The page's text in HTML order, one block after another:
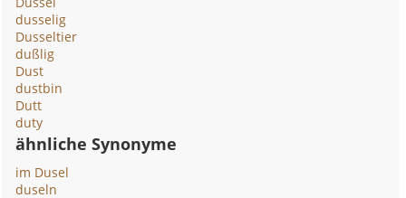
dusselig
Dusseltier
dußlig
Dust
dustbin
Dutt
duty
ähnliche Synonyme
im Dusel
duseln